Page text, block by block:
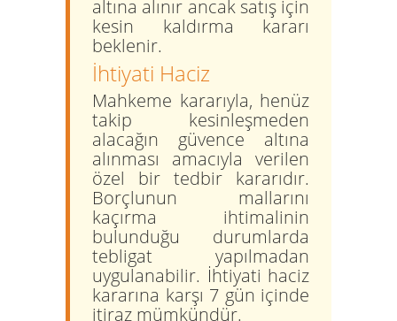
altına alınır ancak satış için
kesin kaldırma kararı
beklenir.
İhtiyati Haciz
Mahkeme kararıyla, henüz
takip kesinleşmeden
alacağın güvence altına
alınması amacıyla verilen
özel bir tedbir kararıdır.
Borçlunun mallarını
kaçırma ihtimalinin
bulunduğu durumlarda
tebligat yapılmadan
uygulanabilir. İhtiyati haciz
kararına karşı 7 gün içinde
itiraz mümkündür.